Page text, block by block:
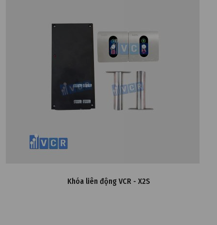
Khóa liên động VCR - X2S